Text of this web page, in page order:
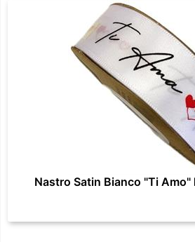
Nastro Satin Bianco "Ti